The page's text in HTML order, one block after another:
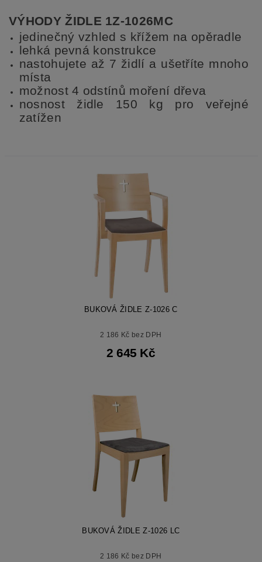
VÝHODY ŽIDLE 1Z-1026MC
jedinečný vzhled s křížem na opěradle
lehká pevná konstrukce
nastohujete až 7 židlí a ušetříte mnoho
místa
možnost 4 odstínů moření dřeva
nosnost židle 150 kg pro veřejné
zatížen
BUKOVÁ ŽIDLE Z-1026 C
2 186 Kč bez DPH
2 645 Kč
BUKOVÁ ŽIDLE Z-1026 LC
2 186 Kč bez DPH